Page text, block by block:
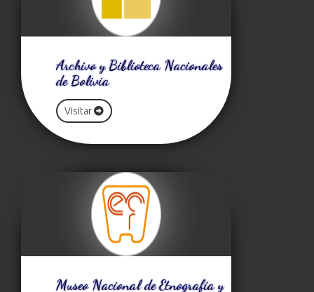
Archivo y Biblioteca Nacionales
de Bolivia
Visitar
Museo Nacional de Etnografía y